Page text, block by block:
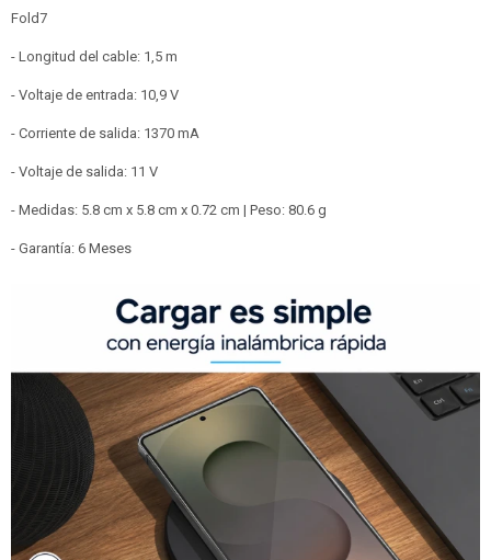
Fold7
- Longitud del cable: 1,5 m
- Voltaje de entrada: 10,9 V
- Corriente de salida: 1370 mA
- Voltaje de salida: 11 V
- Medidas: 5.8 cm x 5.8 cm x 0.72 cm | Peso: 80.6 g
- Garantía: 6 Meses